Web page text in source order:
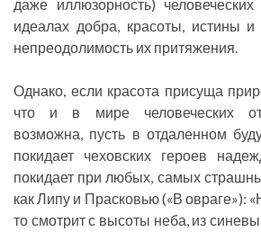
даже иллюзорность)
идеалах добра, красоты, истины и
непреодолимость их притяжения.
Однако, если красота присуща
что и в мире человеческих
возможна, пусть в отдаленном
покидает чеховских героев
покидает при любых, самых
как Липу и Прасковью («В овраге»):
то смотрит с высоты неба, из